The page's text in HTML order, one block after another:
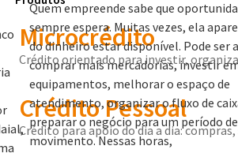
Microcrédito
Crédito orientado para investir,
Crédito Pessoal
Crédito para apoio do dia a dia:
Quem empreende sabe que
sempre espera. Muitas vezes, ela
do dinheiro estar disponível. Pode ser
comprar mais mercadorias, investir
equipamentos, melhorar o espaço de
atendimento, organizar o fluxo de
preparar o negócio para um período
movimento. Nessas horas,